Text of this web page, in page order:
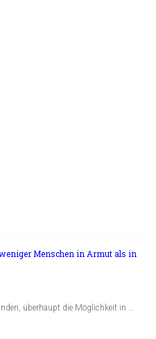
Menschen in Armut als in
überhaupt die Möglichkeit in …